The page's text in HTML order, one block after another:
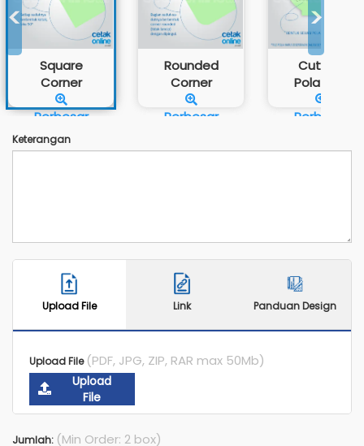
<
Square
Corner
Perbesar
Rounded
Corner
Perbesar
Cutting
Pola Cu...
Perbesar
>
Keterangan
Upload File Link Panduan Design
Upload File (PDF, JPG, ZIP, RAR max 50Mb)
Upload
File
Jumlah: (Min Order: 2 box)